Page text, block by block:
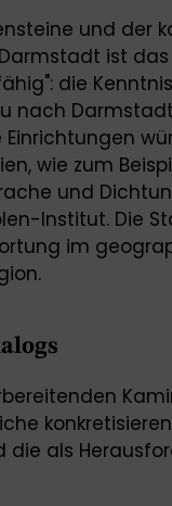
und der
ist
die
nach
wie zum
und
Institut. Die
im
die als